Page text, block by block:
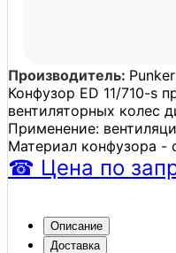
Производитель: Punker
Конфузор ED 11/710-s
вентиляторных колес
Применение:
Материал конфузора -
☎ Цена по
Описание
Доставка